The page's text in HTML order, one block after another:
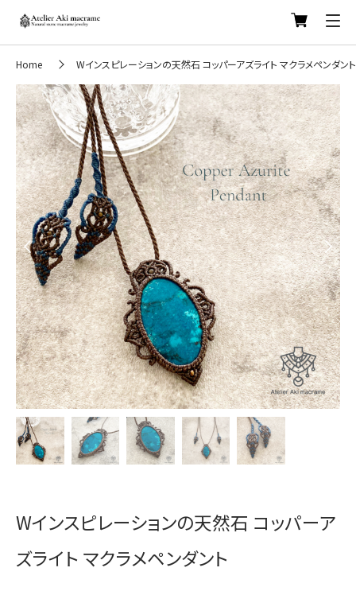
Home Wインスピレーションの天然石 コッパーアズライト マクラメペンダント
Previous Next
Wインスピレーションの天然石 コッパーア
ズライト マクラメペンダント